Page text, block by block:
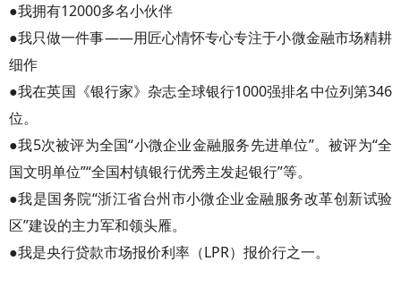
●我拥有12000多名小伙伴
●我只做一件事——用匠心情怀专心专注于小微金融市场精耕
细作
●我在英国《银行家》杂志全球银行1000强排名中位列第346
位。
●我5次被评为全国“小微企业金融服务先进单位”。被评为“全
国文明单位”“全国村镇银行优秀主发起银行”等。
●我是国务院“浙江省台州市小微企业金融服务改革创新试验
区”建设的主力军和领头雁。
●我是央行贷款市场报价利率（LPR）报价行之一。